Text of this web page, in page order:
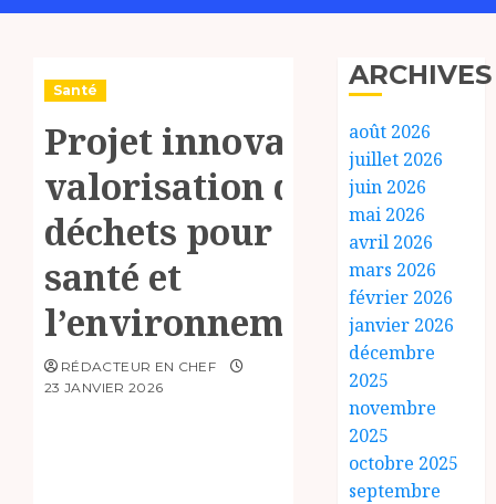
principal
Santé
Projet innovant,
valorisation des
déchets pour la
santé et
l’environnement
RÉDACTEUR EN CHEF
23 JANVIER 2026
ARCHIVES
août 2026
juillet 2026
juin 2026
mai 2026
avril 2026
mars 2026
février 2026
janvier 2026
décembre
2025
novembre
2025
octobre 2025
septembre